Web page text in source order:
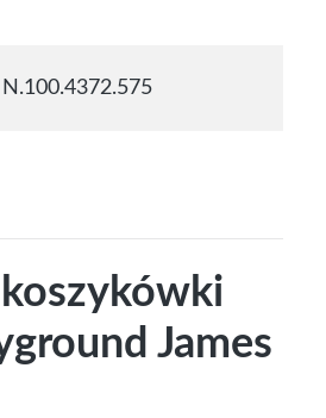
N.100.4372.575
koszykówki
James